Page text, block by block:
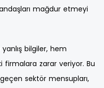
mağdur etmeyi
bilgiler, hem
zarar veriyor. Bu
sektör mensupları,